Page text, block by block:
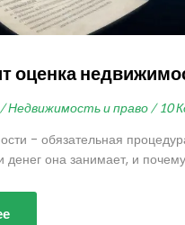
оценка
Недвижимость и право / 10
- обязательная
денег она занимает, и